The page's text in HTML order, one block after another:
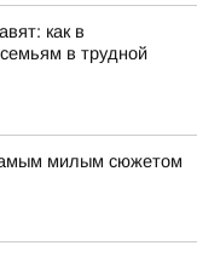
как в
в трудной
милым сюжетом